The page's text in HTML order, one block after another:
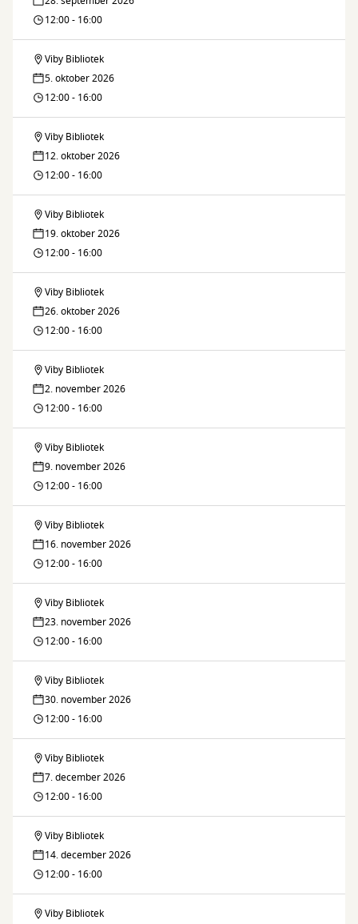
og12:00 - 16:00
Sy-
og
Viby Bibliotek
5. oktober 2026
12:00 - 16:00
Sy-
og
Viby Bibliotek
12. oktober 2026
12:00 - 16:00
Sy-
og
Viby Bibliotek
19. oktober 2026
12:00 - 16:00
Sy-
og
Viby Bibliotek
26. oktober 2026
12:00 - 16:00
Sy-
og
Viby Bibliotek
2. november 2026
12:00 - 16:00
Sy-
og
Viby Bibliotek
9. november 2026
12:00 - 16:00
Sy-
og
Viby Bibliotek
16. november 2026
12:00 - 16:00
Sy-
og
Viby Bibliotek
23. november 2026
12:00 - 16:00
Sy-
og
Viby Bibliotek
30. november 2026
12:00 - 16:00
Sy-
og
Viby Bibliotek
7. december 2026
12:00 - 16:00
Sy-
og
Viby Bibliotek
14. december 2026
12:00 - 16:00
Viby Bibliotek